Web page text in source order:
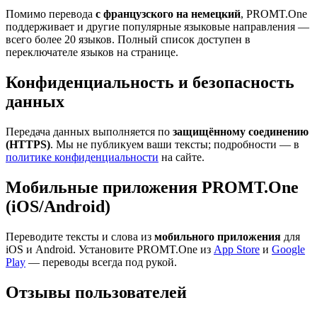
Помимо перевода с французского на немецкий, PROMT.One
поддерживает и другие популярные языковые направления —
всего более 20 языков. Полный список доступен в
переключателе языков на странице.
Конфиденциальность и безопасность
данных
Передача данных выполняется по защищённому соединению
(HTTPS). Мы не публикуем ваши тексты; подробности — в
политике конфиденциальности на сайте.
Мобильные приложения PROMT.One
(iOS/Android)
Переводите тексты и слова из мобильного приложения для
iOS и Android. Установите PROMT.One из App Store и Google
Play — переводы всегда под рукой.
Отзывы пользователей